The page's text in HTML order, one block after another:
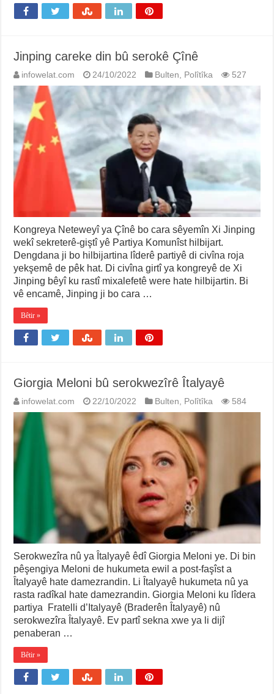
Jinping careke din bû serokê Çînê
infowelat.com 24/10/2022 Bulten, Polîtîka 527
Kongreya Neteweyî ya Çînê bo cara sêyemîn Xi Jinping
wekî sekreterê-giştî yê Partiya Komunîst hilbijart.
Dengdana ji bo hilbijartina lîderê partiyê di civîna roja
yekşemê de pêk hat. Di civîna girtî ya kongreyê de Xi
Jinping bêyî ku rastî mixalefetê were hate hilbijartin. Bi
vê encamê, Jinping ji bo cara …
Bêtir »
Giorgia Meloni bû serokwezîrê Îtalyayê
infowelat.com 22/10/2022 Bulten Polîtîka 584
Serokwezîra nû ya Îtalyayê êdî Giorgia Meloni ye. Di bin
pêşengiya Meloni de hukumeta ewil a post-faşîst a
Îtalyayê hate damezrandin. Li Îtalyayê hukumeta nû ya
rasta radîkal hate damezrandin. Giorgia Meloni ku lîdera
partiya Fratelli d’Italyayê (Braderên Îtalyayê) nû
serokwezîra Îtalyayê. Ev partî sekna xwe ya li dijî
penaberan …
Bêtir »